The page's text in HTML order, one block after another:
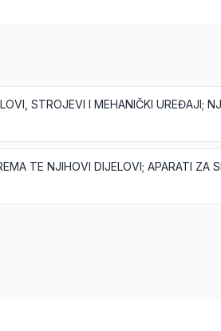
STROJEVI I MEHANIČKI UREĐAJI;